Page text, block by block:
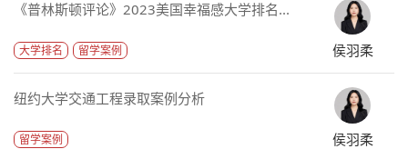
《普林斯顿评论》2023美国幸福感大学排名...
大学排名 留学案例 侯羽柔
纽约大学交通工程录取案例分析
留学案例 侯羽柔